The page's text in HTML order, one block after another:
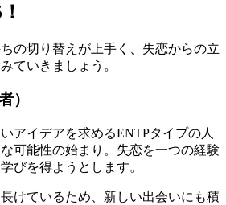
の切り替えが上手く、失恋からの立
ていきましょう。
）
アイデアを求めるENTPタイプの人
可能性の始まり。失恋を一つの経験
びを得ようとします。
けているため、新しい出会いにも積